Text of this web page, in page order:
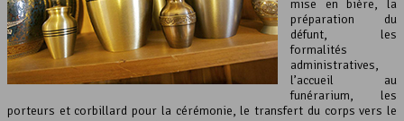
mise en bière, la
préparation du
défunt, les
formalités
administratives,
l’accueil au
funérarium, les
porteurs et corbillard pour la cérémonie, le transfert du corps vers le